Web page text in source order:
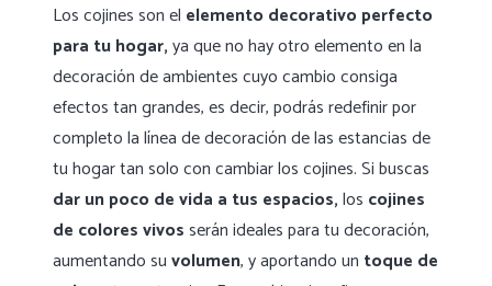
Los cojines son el elemento decorativo perfecto
para tu hogar,ya que no hay otro elemento en la
decoración de ambientes cuyo cambio consiga
efectos tan grandes, es decir, podrás redefinir por
completo la línea de decoración de las estancias de
tu hogar tan solo con cambiar los cojines. Si buscas
dar un poco de vida a tus espacios,los cojines
de colores vivosserán ideales para tu decoración,
aumentando suvolumen, y aportando un toque de